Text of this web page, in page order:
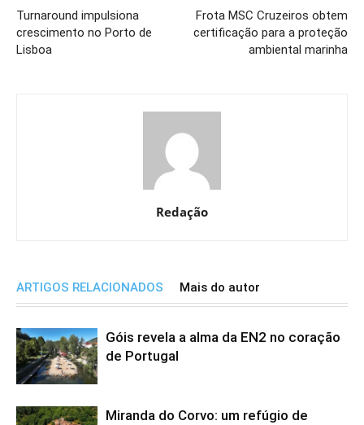
Turnaround impulsiona
crescimento no Porto de
Lisboa
Frota MSC Cruzeiros obtem
certificação para a proteção
ambiental marinha
Redação
ARTIGOS RELACIONADOS Mais do autor
Góis revela a alma da EN2 no coração
de Portugal
Miranda do Corvo: um refúgio de